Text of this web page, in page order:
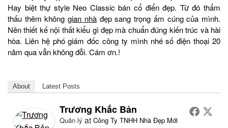
Hay biệt thự style Neo Classic bán cổ điển đẹp. Từ đó thẩm
thấu thêm khônggian nhàđẹp sang trọng ấm cúng của mình.
Nên thiết kế nội thất kiểu gì đẹp mà chuẩn đúng kiến trúc và hài
hòa. Liên hệ phó giám đốc công ty mình nhé số điện thoại 20
năm qua vẫn không đỗi. Cám ơn.!
About Latest Posts
Trương Khắc Bản
Quản lý at Công Ty TNHH Nhà Đẹp Mới